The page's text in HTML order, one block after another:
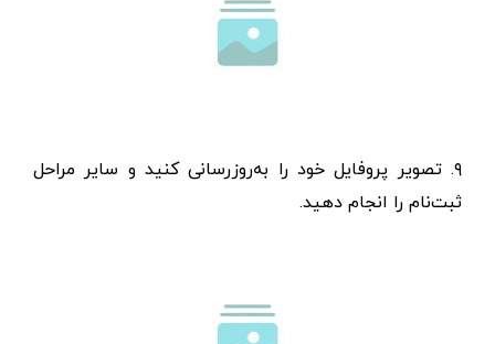
۹. تصویر پروفایل خود را به‌روز‌رسانی کنید و سایر مراحل
ثبت‌نام را انجام دهید.